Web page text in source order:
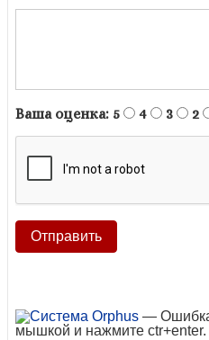
Ваша оценка: 5 4 3 2
— Ошибка
мышкой и нажмите ctr+enter.